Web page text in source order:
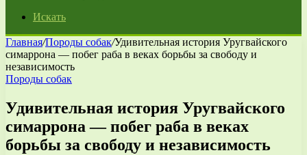
Искать
Главная/Породы собак/Удивительная история Уругвайского
симаррона — побег раба в веках борьбы за свободу и
независимость
Породы собак
Удивительная история Уругвайского
симаррона — побег раба в веках
борьбы за свободу и независимость